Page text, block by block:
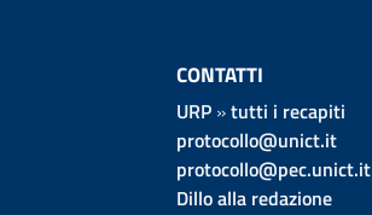
CONTATTI
URP»tutti i recapiti
protocollo@unict.it
protocollo@pec.unict.it
Dillo alla redazione